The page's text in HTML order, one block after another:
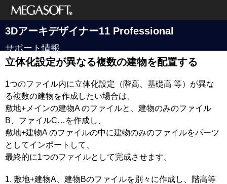
メガソフト株式
会社
3Dアーキデザイナー11 Professional
サポート情報
立体化設定が異なる複数の建物を配置する
1つのファイル内に立体化設定（階高、基礎高 等）が異な
る複数の建物を作成したい場合は、
敷地+メインの建物A のファイルと、建物のみのファイル
B、ファイルC…を作成し、
敷地+建物A のファイルの中に建物のみのファイルをパーツ
としてインポートして、
最終的に1つのファイルとして完成させます。
1. 敷地+建物A、建物Bのファイルを別々に作成し、階高等